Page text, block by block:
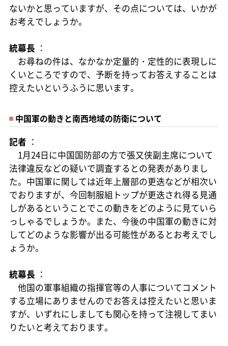
ないかと思っていますが、その点については、いかが
お考えでしょうか。
統幕長 ：
お尋ねの件は、なかなか定量的・定性的に表現しに
くいところですので、予断を持ってお答えすることは
控えたいというふうに思います。
中国軍の動きと南西地域の防衛について
記者 ：
1月24日に中国国防部の方で張又侠副主席について
法律違反などの疑いで調査するとの発表がありまし
た。中国軍に関しては近年上層部の更迭などが相次い
でおりますが、今回制服組トップが更迭され得る見通
しがあるということでこの動きをどのように見ていら
っしゃるでしょうか。また、今後の中国軍の動きに対
してどのような影響が出る可能性があるとお考えでし
ょうか。
統幕長 ：
他国の軍事組織の指揮官等の人事についてコメント
する立場にありませんのでお答えは控えたいと思いま
すが、いずれにしましても関心を持って注視してまい
りたいと考えております。